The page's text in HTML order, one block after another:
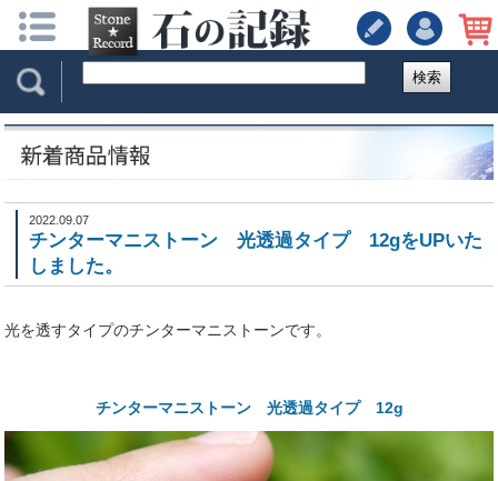
検索
2022.09.07
チンターマニストーン 光透過タイプ 12gをUPいた
しました。
光を透すタイプのチンターマニストーンです。
チンターマニストーン 光透過タイプ 12g